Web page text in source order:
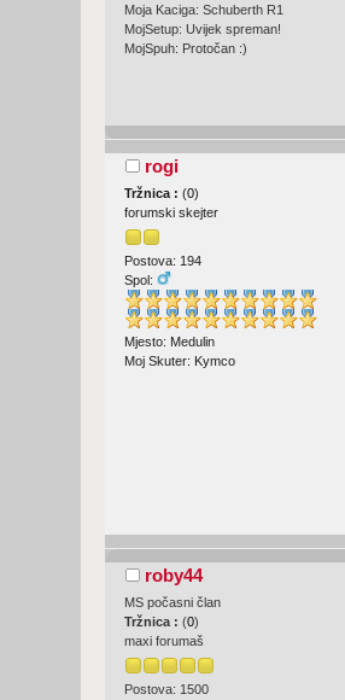
Moja Kaciga: Schuberth R1
MojSetup: Uvijek spreman!
MojSpuh: Protočan :)
rogi
Tržnica :(0)
forumski skejter
Postova: 194
Spol:
Mjesto: Medulin
Moj Skuter: Kymco
roby44
MS počasni član
Tržnica :(0)
maxi forumaš
Postova: 1500